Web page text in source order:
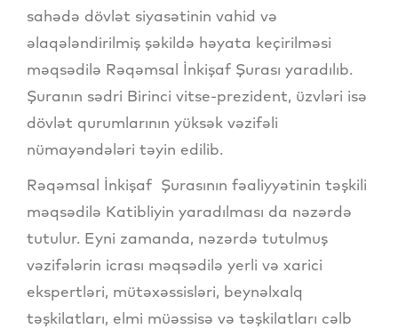
sahədə dövlət siyasətinin vahid və
əlaqələndirilmiş şəkildə həyata keçirilməsi
məqsədilə Rəqəmsal İnkişaf Şurası yaradılıb.
Şuranın sədri Birinci vitse-prezident, üzvləri isə
dövlət qurumlarının yüksək vəzifəli
nümayəndələri təyin edilib.
Rəqəmsal İnkişaf Şurasının fəaliyyətinin təşkili
məqsədilə Katibliyin yaradılması da nəzərdə
tutulur. Eyni zamanda, nəzərdə tutulmuş
vəzifələrin icrası məqsədilə yerli və xarici
ekspertləri, mütəxəssisləri, beynəlxalq
təşkilatları, elmi müəssisə və təşkilatları cəlb